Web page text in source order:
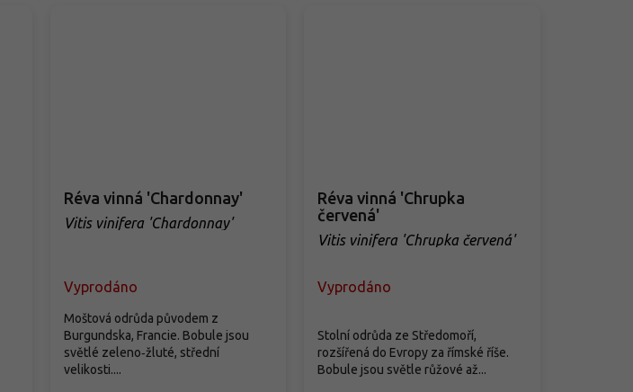
Réva vinná 'Chardonnay'
Vitis vinifera 'Chardonnay'
Vyprodáno
Moštová odrůda původem z
Burgundska, Francie. Bobule jsou
světlé zeleno‑žluté, střední
velikosti....
Réva vinná 'Chrupka
červená'
Vitis vinifera 'Chrupka červená'
Vyprodáno
Stolní odrůda ze Středomoří,
rozšířená do Evropy za římské říše.
Bobule jsou světle růžové až...